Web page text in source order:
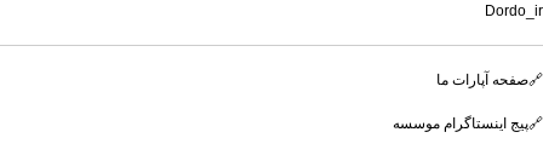
Dordo_ir
🔗صفحه آپارات ما
🔗پیج اینستاگرام موسسه